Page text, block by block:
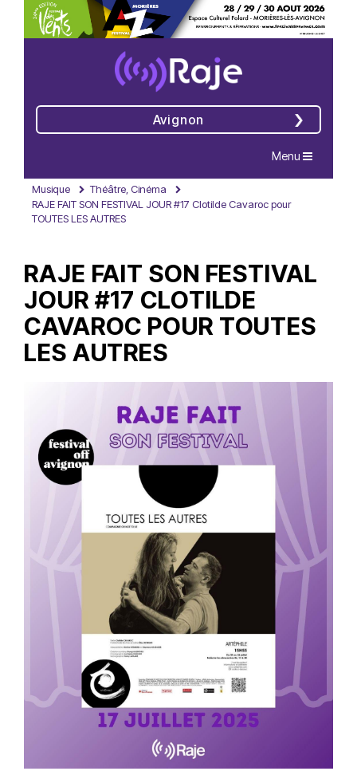
Avignon
Navigation
Menu
Musique
Théâtre, Cinéma
RAJE FAIT SON FESTIVAL JOUR #17 Clotilde Cavaroc pour
TOUTES LES AUTRES
RAJE FAIT SON FESTIVAL
JOUR #17 CLOTILDE
CAVAROC POUR TOUTES
LES AUTRES